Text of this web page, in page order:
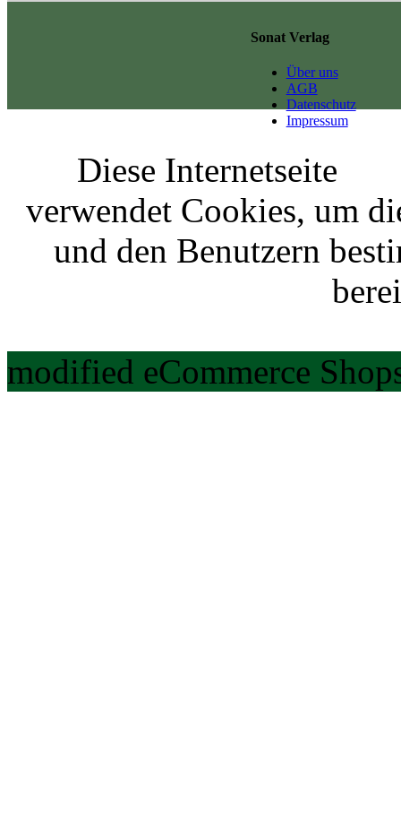
Sonat Verlag
Über uns
AGB
Datenschutz
Impressum
Diese Internetseite
verwendet Cookies, um
und den Benutzern
modified eCommerce